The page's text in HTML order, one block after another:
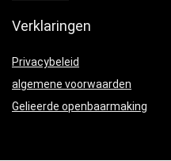
Verklaringen
Privacybeleid
algemene voorwaarden
Gelieerde openbaarmaking